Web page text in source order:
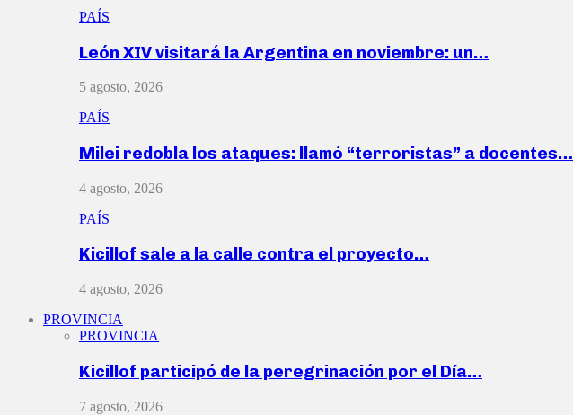
PAÍS
León XIV visitará la Argentina en noviembre: un…
5 agosto, 2026
PAÍS
Milei redobla los ataques: llamó “terroristas” a docentes…
4 agosto, 2026
PAÍS
Kicillof sale a la calle contra el proyecto…
4 agosto, 2026
PROVINCIA
PROVINCIA
Kicillof participó de la peregrinación por el Día…
7 agosto, 2026